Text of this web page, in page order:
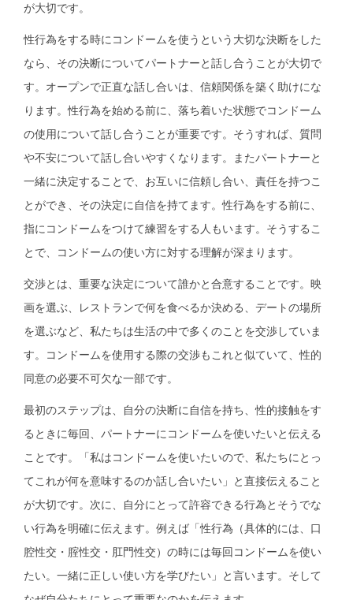
が大切です。
性行為をする時にコンドームを使うという大切な決断をした
なら、その決断についてパートナーと話し合うことが大切で
す。オープンで正直な話し合いは、信頼関係を築く助けにな
ります。性行為を始める前に、落ち着いた状態でコンドーム
の使用について話し合うことが重要です。そうすれば、質問
や不安について話し合いやすくなります。またパートナーと
一緒に決定することで、お互いに信頼し合い、責任を持つこ
とができ、その決定に自信を持てます。性行為をする前に、
指にコンドームをつけて練習をする人もいます。そうするこ
とで、コンドームの使い方に対する理解が深まります。
交渉とは、重要な決定について誰かと合意することです。映
画を選ぶ、レストランで何を食べるか決める、デートの場所
を選ぶなど、私たちは生活の中で多くのことを交渉していま
す。コンドームを使用する際の交渉もこれと似ていて、性的
同意の必要不可欠な一部です。
最初のステップは、自分の決断に自信を持ち、性的接触をす
るときに毎回、パートナーにコンドームを使いたいと伝える
ことです。「私はコンドームを使いたいので、私たちにとっ
てこれが何を意味するのか話し合いたい」と直接伝えること
が大切です。次に、自分にとって許容できる行為とそうでな
い行為を明確に伝えます。例えば「性行為（具体的には、口
腔性交・腟性交・肛門性交）の時には毎回コンドームを使い
たい。一緒に正しい使い方を学びたい」と言います。そして